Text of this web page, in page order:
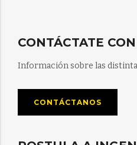
CONTÁCTATE
Información sobre las
CONTÁCTANOS